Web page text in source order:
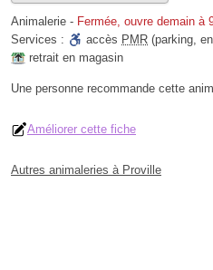
Animalerie - Fermée, ouvre demain à
Services :
accès PMR (parking,
retrait en magasin
Une personne recommande cette
Améliorer cette fiche
Autres animaleries à Proville